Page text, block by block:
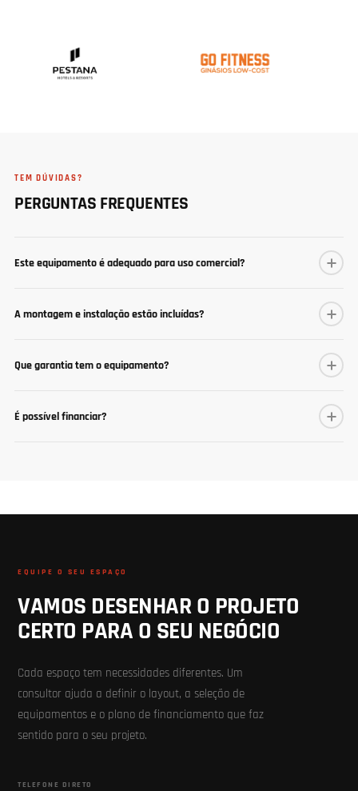
TEM DÚVIDAS?
PERGUNTAS FREQUENTES
Este equipamento é adequado para uso comercial?
A montagem e instalação estão incluídas?
Que garantia tem o equipamento?
É possível financiar?
EQUIPE O SEU ESPAÇO
VAMOS DESENHAR O PROJETO
CERTO PARA O SEU NEGÓCIO
Cada espaço tem necessidades diferentes. Um
consultor ajuda a definir o layout, a seleção de
equipamentos e o plano de financiamento que faz
sentido para o seu projeto.
TELEFONE DIRETO